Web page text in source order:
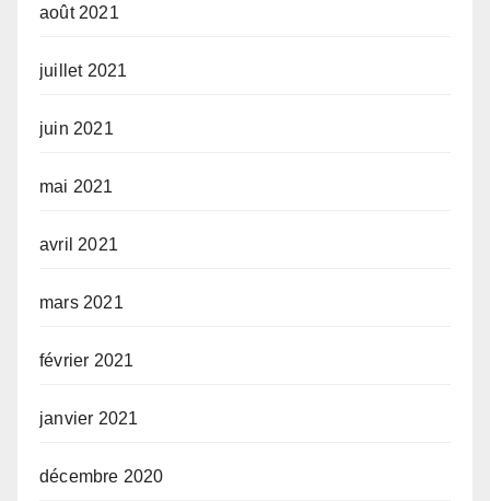
août 2021
juillet 2021
juin 2021
mai 2021
avril 2021
mars 2021
février 2021
janvier 2021
décembre 2020